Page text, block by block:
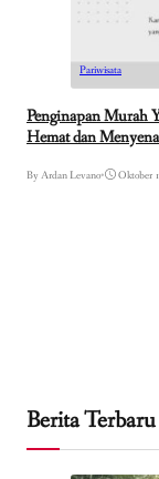
Pariwisata
Penginapan Murah
Hemat dan
By Ardan Levano• Oktober
Berita Terbaru